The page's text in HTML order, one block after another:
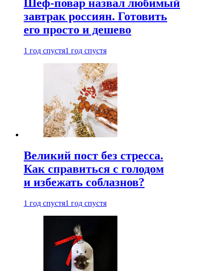
Шеф-повар назвал любимый
завтрак россиян. Готовить
его просто и дешево
1 год спустя1 год спустя
Великий пост без стресса.
Как справиться с голодом
и избежать соблазнов?
1 год спустя1 год спустя